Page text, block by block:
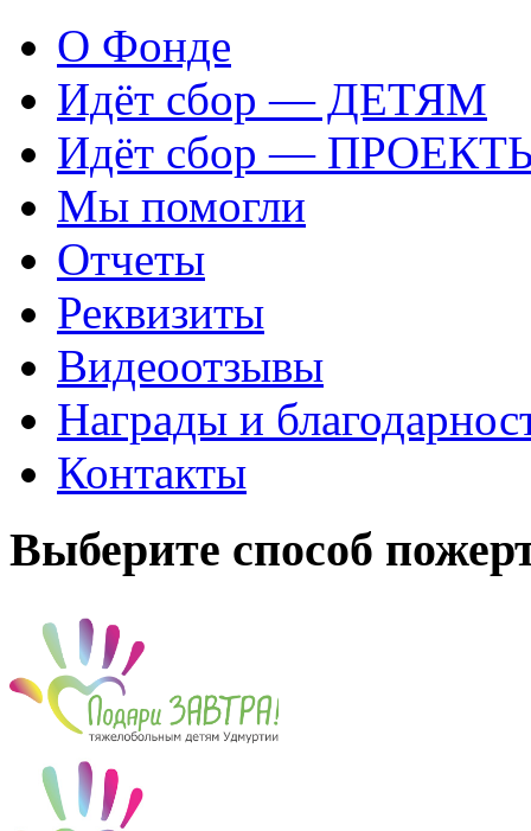
О Фонде
Идёт сбор — ДЕТЯМ
Идёт сбор —
Мы помогли
Отчеты
Реквизиты
Видеоотзывы
Награды и
Контакты
Выберите способ